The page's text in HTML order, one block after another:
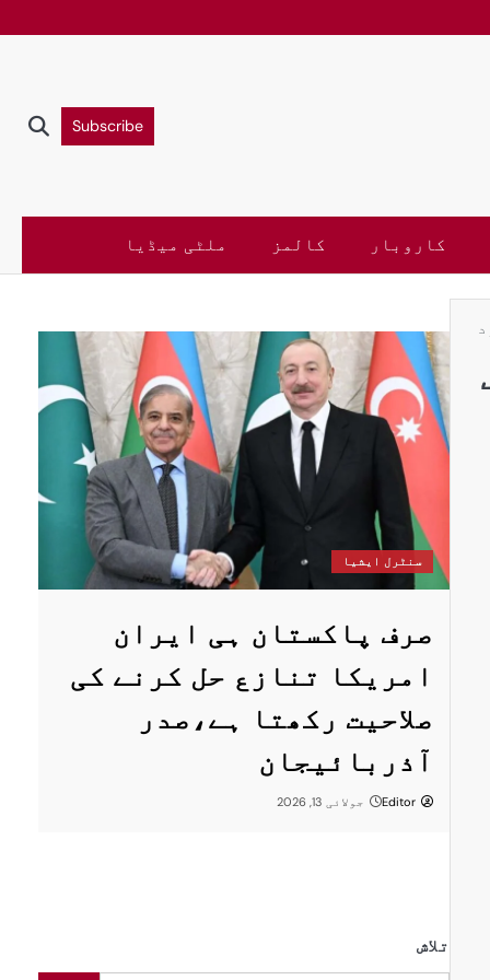
Subscribe
کاروبار کالمز ملٹی میڈیا
سنٹرل ایشیا
صرف پاکستان ہی ایران
امریکا تنازع حل کرنے کی
صلاحیت رکھتا ہے،صدر
آذربائیجان
Editor جولائی 13, 2026
تلاش